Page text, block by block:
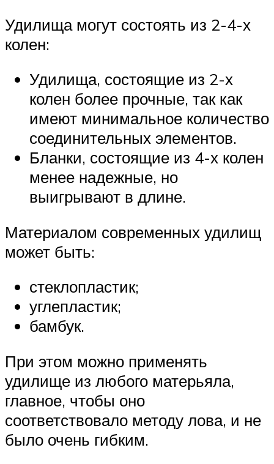
Удилища могут состоять из 2-4-х
колен:
Удилища, состоящие из 2-х
колен более прочные, так как
имеют минимальное количество
соединительных элементов.
Бланки, состоящие из 4-х колен
менее надежные, но
выигрывают в длине.
Материалом современных удилищ
может быть:
стеклопластик;
углепластик;
бамбук.
При этом можно применять
удилище из любого матерьяла,
главное, чтобы оно
соответствовало методу лова, и не
было очень гибким.